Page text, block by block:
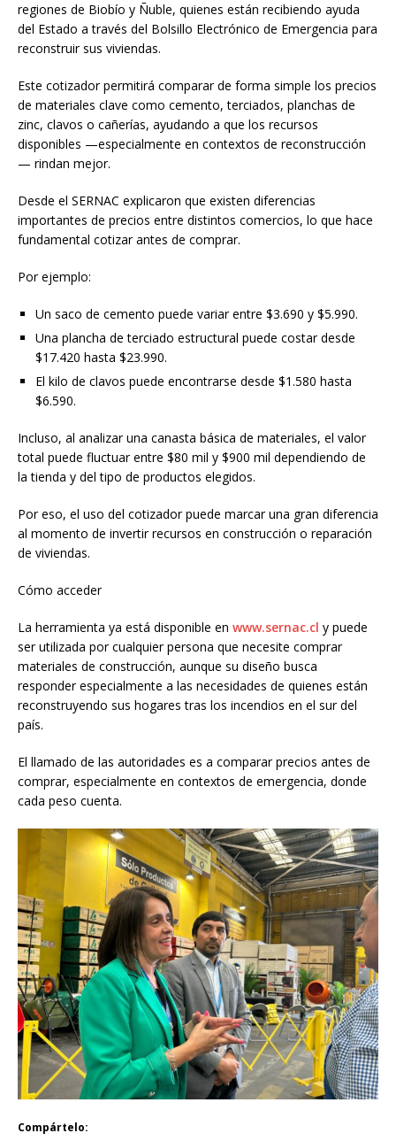
regiones de Biobío y Ñuble, quienes están recibiendo ayuda
del Estado a través del Bolsillo Electrónico de Emergencia para
reconstruir sus viviendas.
Este cotizador permitirá comparar de forma simple los precios
de materiales clave como cemento, terciados, planchas de
zinc, clavos o cañerías, ayudando a que los recursos
disponibles —especialmente en contextos de reconstrucción
— rindan mejor.
Desde el SERNAC explicaron que existen diferencias
importantes de precios entre distintos comercios, lo que hace
fundamental cotizar antes de comprar.
Por ejemplo:
Un saco de cemento puede variar entre $3.690 y $5.990.
Una plancha de terciado estructural puede costar desde
$17.420 hasta $23.990.
El kilo de clavos puede encontrarse desde $1.580 hasta
$6.590.
Incluso, al analizar una canasta básica de materiales, el valor
total puede fluctuar entre $80 mil y $900 mil dependiendo de
la tienda y del tipo de productos elegidos.
Por eso, el uso del cotizador puede marcar una gran diferencia
al momento de invertir recursos en construcción o reparación
de viviendas.
Cómo acceder
La herramienta ya está disponible en www.sernac.cl y puede
ser utilizada por cualquier persona que necesite comprar
materiales de construcción, aunque su diseño busca
responder especialmente a las necesidades de quienes están
reconstruyendo sus hogares tras los incendios en el sur del
país.
El llamado de las autoridades es a comparar precios antes de
comprar, especialmente en contextos de emergencia, donde
cada peso cuenta.
Compártelo: